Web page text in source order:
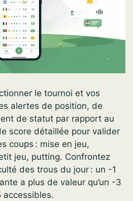
le tournoi et vos
alertes de position, de
de statut par rapport au
score détaillée pour valider
coups : mise en jeu,
jeu, putting. Confrontez
des trous du jour : un -1
a plus de valeur qu’un -3
accessibles.